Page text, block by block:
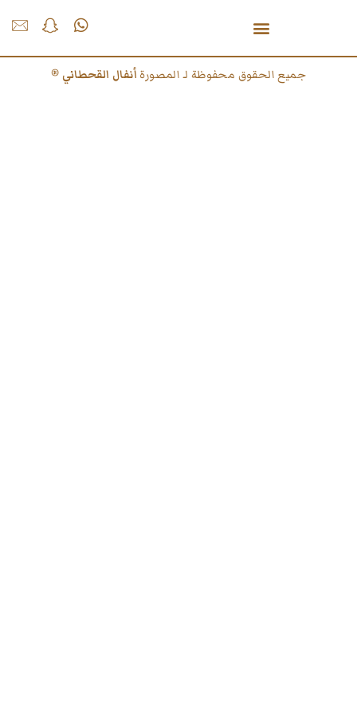
جميع الحقوق محفوظة لـ المصورة أنفال القحطاني ®